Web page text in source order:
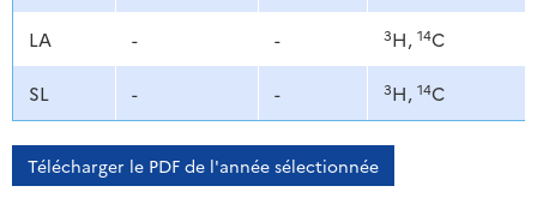
LA - - 3H, 14C
SL - - 3H, 14C
Télécharger le PDF de l'année sélectionnée